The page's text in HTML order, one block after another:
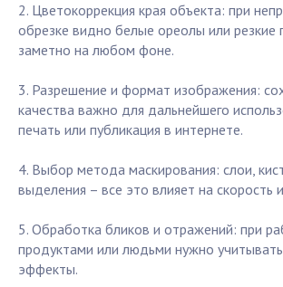
2. Цветокоррекция края объекта: при
обрезке видно белые ореолы или резкие
заметно на любом фоне.
3. Разрешение и формат изображения:
качества важно для дальнейшего
печать или публикация в интернете.
4. Выбор метода маскирования: слои,
выделения – все это влияет на скорость
5. Обработка бликов и отражений: при
продуктами или людьми нужно
эффекты.